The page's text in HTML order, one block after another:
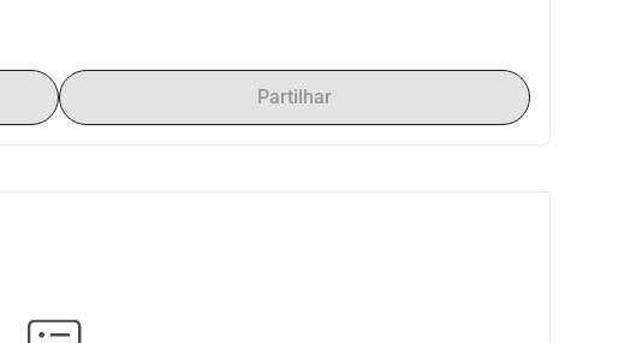
de fevereiro de 2025.
ajustar os detalhes, adicionar mais movimento corporal. E
Partilhar